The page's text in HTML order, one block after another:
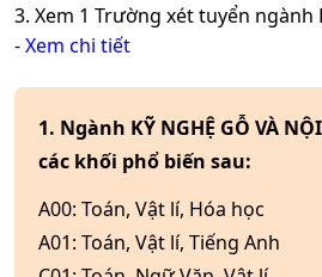
3. Xem 1 Trường xét tuyển ngành
-Xem chi tiết
1. Ngành KỸ NGHỆ GỖ VÀ
các khối phổ biến sau:
A00: Toán, Vật lí, Hóa học
A01: Toán, Vật lí, Tiếng Anh